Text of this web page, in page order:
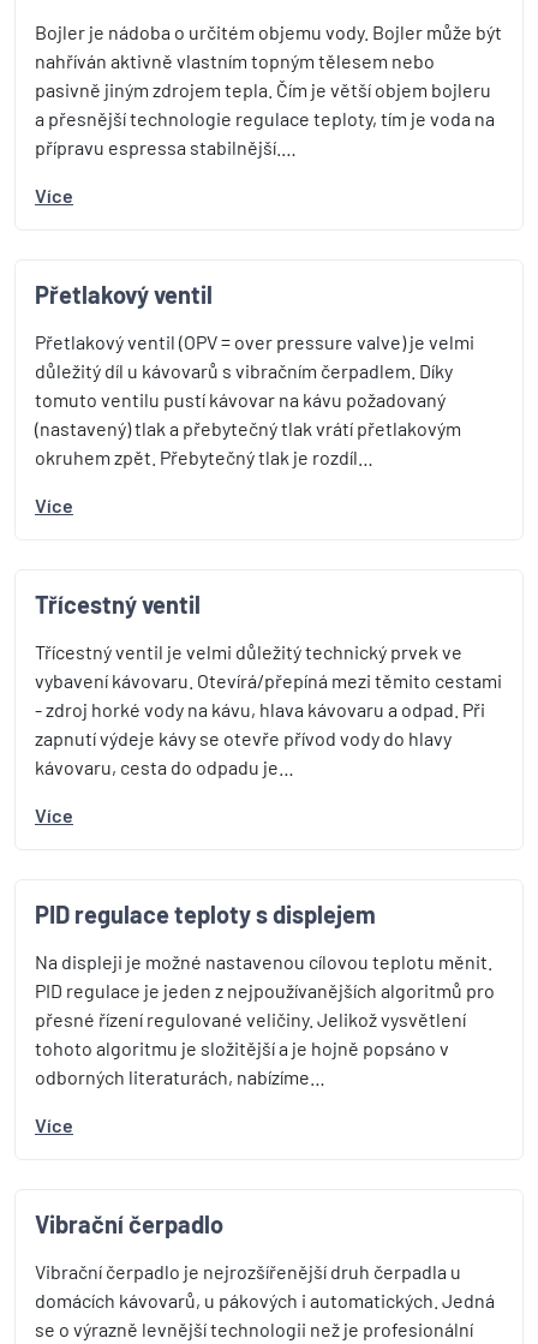
Bojler je nádoba o určitém objemu vody. Bojler může být
nahříván aktivně vlastním topným tělesem nebo
pasivně jiným zdrojem tepla. Čím je větší objem bojleru
a přesnější technologie regulace teploty, tím je voda na
přípravu espressa stabilnější.…
Více
Přetlakový ventil
Přetlakový ventil (OPV = over pressure valve) je velmi
důležitý díl u kávovarů s vibračním čerpadlem. Díky
tomuto ventilu pustí kávovar na kávu požadovaný
(nastavený) tlak a přebytečný tlak vrátí přetlakovým
okruhem zpět. Přebytečný tlak je rozdíl…
Více
Třícestný ventil
Třícestný ventil je velmi důležitý technický prvek ve
vybavení kávovaru. Otevírá/přepíná mezi těmito cestami
- zdroj horké vody na kávu, hlava kávovaru a odpad. Při
zapnutí výdeje kávy se otevře přívod vody do hlavy
kávovaru, cesta do odpadu je…
Více
PID regulace teploty s displejem
Na displeji je možné nastavenou cílovou teplotu měnit.
PID regulace je jeden z nejpoužívanějších algoritmů pro
přesné řízení regulované veličiny. Jelikož vysvětlení
tohoto algoritmu je složitější a je hojně popsáno v
odborných literaturách, nabízíme…
Více
Vibrační čerpadlo
Vibrační čerpadlo je nejrozšířenější druh čerpadla u
domácích kávovarů, u pákových i automatických. Jedná
se o výrazně levnější technologii než je profesionální